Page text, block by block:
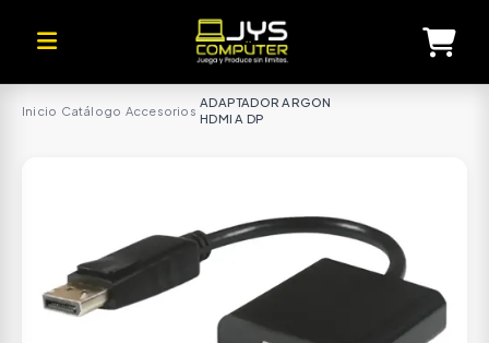
Inicio Catálogo Accesorios ·
ADAPTADOR ARGON
HDMI A DP